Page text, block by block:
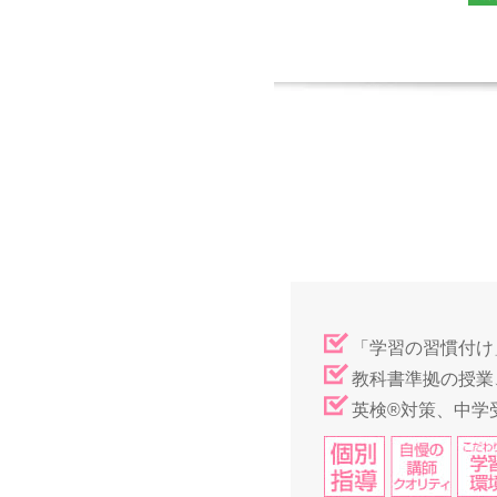
「学習の習慣付
教科書準拠の授
英検®対策、中学